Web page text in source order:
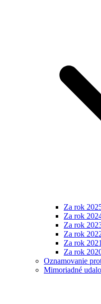
Za rok
Za rok
Za rok
Za rok
Za rok 2021
Za rok
Oznamovanie
Mimoriadné